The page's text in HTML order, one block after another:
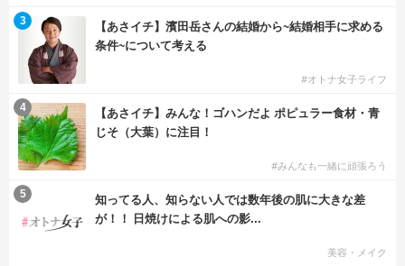
【あさイチ】濱田岳さんの結婚から~結婚相手に求める
条件~について考える
#オトナ女子ライフ
3
【あさイチ】みんな！ゴハンだよ ポピュラー食材・青
じそ（大葉）に注目！
#みんなも一緒に頑張ろう
4
知ってる人、知らない人では数年後の肌に大きな差
が！！ 日焼けによる肌への影...
美容・メイク
5